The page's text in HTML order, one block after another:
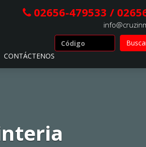
02656-479533 /
CONTÁCTENOS